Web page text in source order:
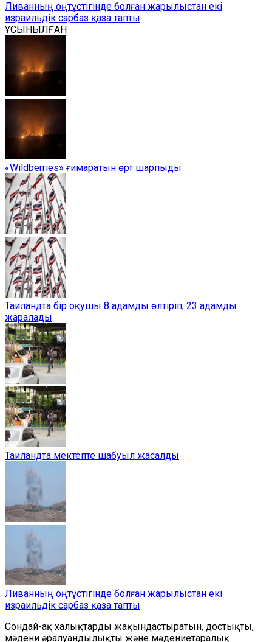
Ливанның оңтүстігінде болған жарылыстан екі
израильдік сарбаз қаза тапты
ҰСЫНЫЛҒАН
«Wildberries» ғимаратын өрт шарпыды
Таиландта бір оқушы 8 адамды өлтіріп, 23 адамды
жаралады
Таиландта мектепте шабуыл жасалды
Ливанның оңтүстігінде болған жарылыстан екі
израильдік сарбаз қаза тапты
Сондай-ақ халықтарды жақындастыратын, достықты,
мәдени әралуандылықты және мәдениетаралық